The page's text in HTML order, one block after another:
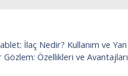
İlaç Nedir? Kullanım ve
Özellikleri ve